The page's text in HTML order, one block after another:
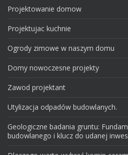
Projektowanie domow
Projektujac kuchnie
Ogrody zimowe w naszym domu
Domy nowoczesne projekty
Zawod projektant
Utylizacja odpadów budowlanych.
Geologiczne badania gruntu:
budowlanego i klucz do udanej